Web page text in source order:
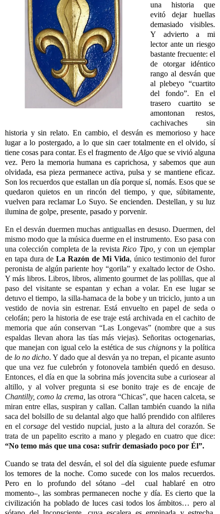
una historia que
evitó dejar huellas
demasiado visibles.
Y advierto a mi
lector ante un riesgo
bastante frecuente: el
de otorgar idéntico
rango al desván que
al plebeyo “cuartito
del fondo”. En el
trasero cuartito se
amontonan restos,
cachivaches sin
historia y sin relato. En cambio, el desván es memorioso y hace
lugar a lo postergado, a lo que sin caer totalmente en el olvido, sí
tiene cosas para contar. Es el fragmento deAlgoque se vivió alguna
vez. Pero la memoria humana es caprichosa, y sabemos que aun
olvidada, esa pieza permanece activa, pulsa y se mantiene eficaz.
Son los recuerdos que estallan un día porque sí, nomás. Esos que se
quedaron quietos en un rincón del tiempo, y que, súbitamente,
vuelven para reclamar Lo Suyo. Se encienden. Destellan, y su luz
ilumina de golpe, presente, pasado y porvenir.
En el desván duermen muchas antiguallas en desuso. Duermen, del
mismo modo que la música duerme en el instrumento. Eso pasa con
una colección completa de la revista Rico Tipo, y con un ejemplar
en tapa dura de La Razón de Mi Vida, único testimonio del furor
peronista de algún pariente hoy “gorila” y exaltado lector de Osho.
Y más libros. Libros, libros, alimento gourmet de las polillas, que al
paso del visitante se espantan y echan a volar. En ese lugar se
detuvo el tiempo, la silla-hamaca de la bobe y un triciclo, junto a un
vestido de novia sin estrenar. Está envuelto en papel de seda o
celofán; pero la historia de ese traje está archivada en el cachito de
memoria que aún conservan “Las Longevas” (nombre que a sus
espaldas llevan ahora las tías más viejas). Señoritas octogenarias,
que manejan con igual celo la estética de sus chignonsy la política
de lo no dicho. Y dado que al desván ya no trepan, el picante asunto
que una vez fue culebrón y fotonovela también quedó en desuso.
Entonces, el día en que la sobrina más jovencita sube a curiosear al
altillo, y al volver pregunta si ese bonito traje es de encaje de
Chantilly, como la crema, las otrora “Chicas”, que hacen calceta, se
miran entre ellas, suspiran y callan. Callan también cuando la niña
saca del bolsillo de su delantal algo que halló prendido con alfileres
en el corsage del vestido nupcial, justo a la altura del corazón. Se
trata de un papelito escrito a mano y plegado en cuatro que dice:
“No temo más que una cosa: sufrir demasiado poco por Él”.
Cuando se trata del desván, el sol del día siguiente puede esfumar
los temores de la noche. Como sucede con los malos recuerdos.
Pero en lo profundo del sótano –del
cual hablaré en otro
momento–, las sombras permanecennoche y día. Es cierto que la
civilización ha poblado de luces casi todos los ámbitos… pero al